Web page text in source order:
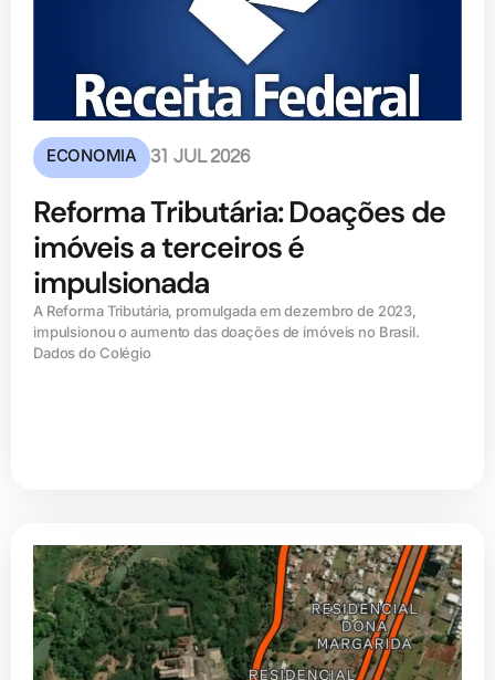
ECONOMIA 31 JUL 2026
Reforma Tributária: Doações de
imóveis a terceiros é
impulsionada
A Reforma Tributária, promulgada em dezembro de 2023,
impulsionou o aumento das doações de imóveis no Brasil.
Dados do Colégio